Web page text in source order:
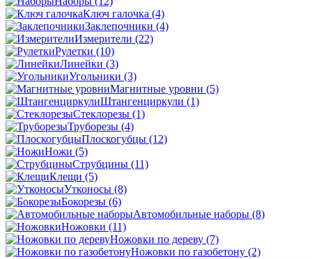
Ключ галочка (4)
Заклепочники (4)
Измерители (22)
Рулетки (10)
Линейки (3)
Угольники (3)
Магнитные уровни (5)
Штангенциркули (1)
Стеклорезы (1)
Труборезы (4)
Плоскогубцы (12)
Ножи (5)
Струбцины (11)
Клещи (5)
Утконосы (8)
Бокорезы (6)
Автомобильные наборы (8)
Ножовки (11)
Ножовки по дереву (7)
Ножовки по газобетону (2)